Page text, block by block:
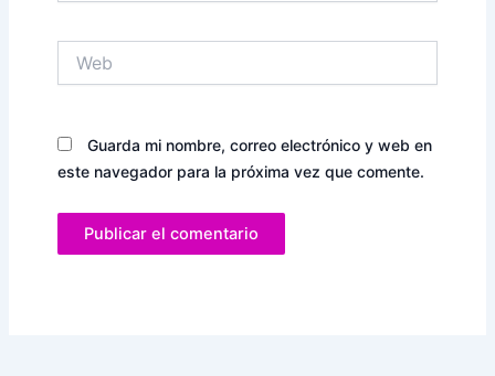
Guarda mi nombre, correo electrónico y web en
este navegador para la próxima vez que comente.